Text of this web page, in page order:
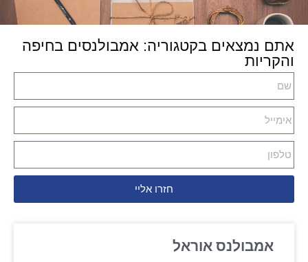
אתם נמצאים בקטגוריה: אמבולנסים בחיפה
והקריות
חזרו אליי
אמבולנס אוראל